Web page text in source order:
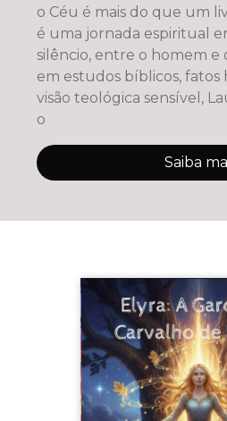
o Céu é mais do que um
é uma jornada espiritual
silêncio, entre o homem e
em estudos bíblicos, fatos
visão teológica sensível,
o
Saiba